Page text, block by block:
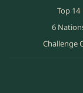
Top 14
6
Challenge